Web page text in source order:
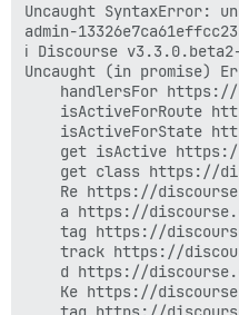
Uncaught SyntaxError:
admin-
ℹ️ Discourse
Uncaught (in promise)
handlersFor
isActiveForRoute
isActiveForState
get isActive
get class https://
Re https://
a https://
tag https://
track https://
d https://
Ke https://